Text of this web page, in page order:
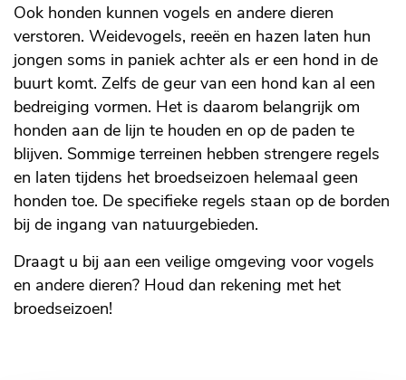
Ook honden kunnen vogels en andere dieren
verstoren. Weidevogels, reeën en hazen laten hun
jongen soms in paniek achter als er een hond in de
buurt komt. Zelfs de geur van een hond kan al een
bedreiging vormen. Het is daarom belangrijk om
honden aan de lijn te houden en op de paden te
blijven. Sommige terreinen hebben strengere regels
en laten tijdens het broedseizoen helemaal geen
honden toe. De specifieke regels staan op de borden
bij de ingang van natuurgebieden.
Draagt u bij aan een veilige omgeving voor vogels
en andere dieren? Houd dan rekening met het
broedseizoen!